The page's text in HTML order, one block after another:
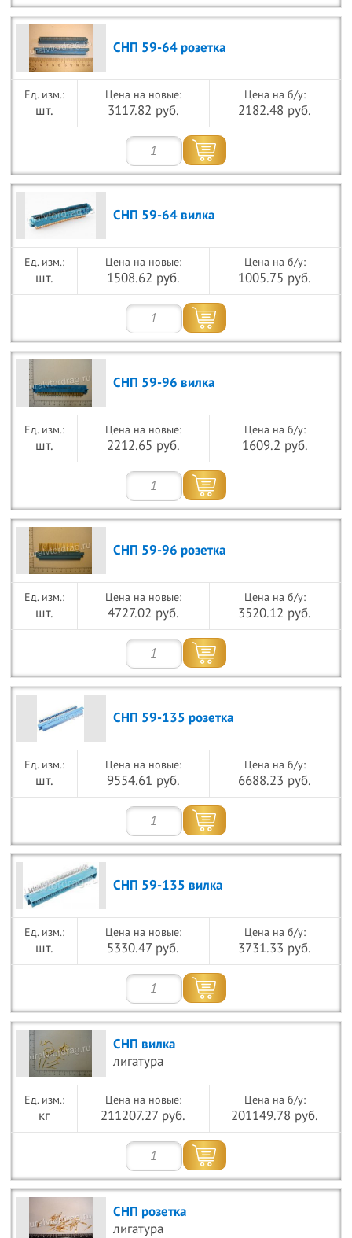
СНП 59-64 розетка
шт.
Цена на новые:
3117.82 руб.
Цена на б/у:
2182.48 руб.
СНП 59-64 вилка
шт.
Цена на новые:
1508.62 руб.
Цена на б/у:
1005.75 руб.
СНП 59-96 вилка
шт.
Цена на новые:
2212.65 руб.
Цена на б/у:
1609.2 руб.
СНП 59-96 розетка
шт.
Цена на новые:
4727.02 руб.
Цена на б/у:
3520.12 руб.
СНП 59-135 розетка
шт.
Цена на новые:
9554.61 руб.
Цена на б/у:
6688.23 руб.
СНП 59-135 вилка
шт.
Цена на новые:
5330.47 руб.
Цена на б/у:
3731.33 руб.
СНП вилка
лигатура
кг
Цена на новые:
211207.27 руб.
Цена на б/у:
201149.78 руб.
СНП розетка
лигатура